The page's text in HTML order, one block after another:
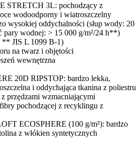
STRETCH 3L: pochodzący z
wodoodporny i wiatroszczelny
wysokiej oddychalności (słup wody: 20
pary wodnej: > 15 000 g/m²/24 h**)
** JIS L 1099 B-1)
na twarz i objętości
wewnętrzna
20D RIPSTOP: bardzo lekka,
i oddychająca tkanina z poliestru
przędzami wzmacniającymi
pochodzącej z recyklingu z
ECOSPHERE (100 g/m²): bardzo
z włókien syntetycznych